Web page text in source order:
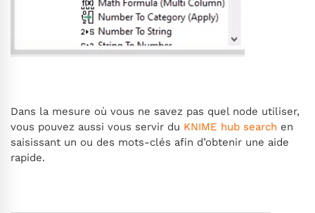
Dans la mesure où vous ne savez pas quel node utiliser,
vous pouvez aussi vous servir du KNIME hub search en
saisissant un ou des mots-clés afin d’obtenir une aide
rapide.